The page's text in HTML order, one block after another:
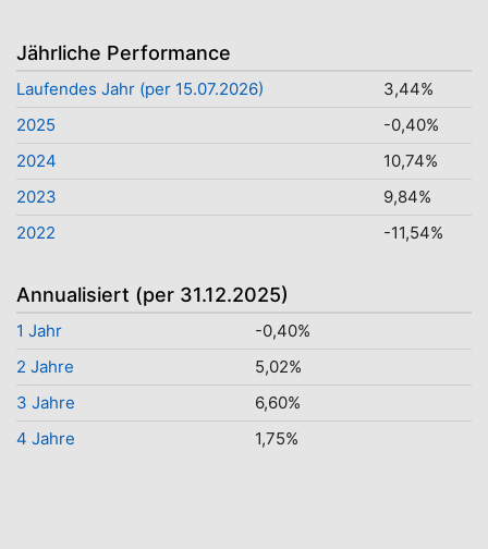
Jährliche Performance
Laufendes Jahr (per 15.07.2026)
3,44%
2025
-0,40%
2024
10,74%
2023
9,84%
2022
-11,54%
Annualisiert (per 31.12.2025)
1 Jahr
-0,40%
2 Jahre
5,02%
3 Jahre
6,60%
4 Jahre
1,75%